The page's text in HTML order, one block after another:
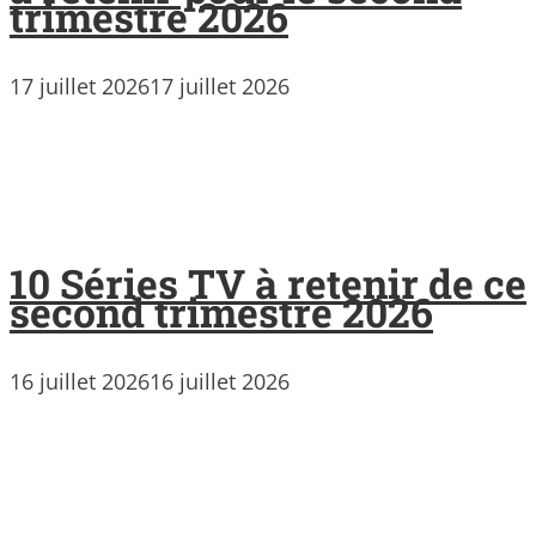
trimestre 2026
17 juillet 202617 juillet 2026
10 Séries TV à retenir de ce
second trimestre 2026
16 juillet 202616 juillet 2026